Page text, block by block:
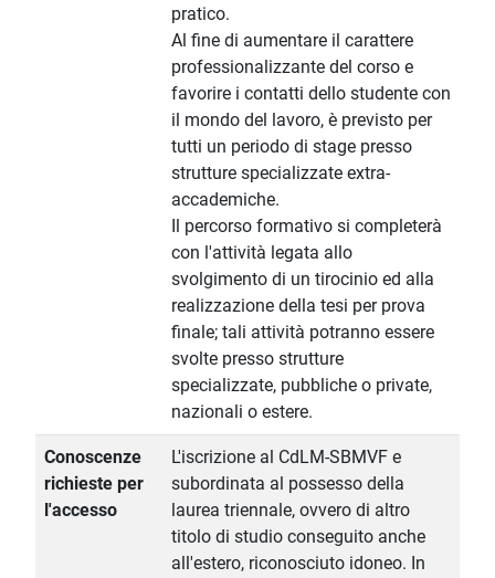
pratico.
Al fine di aumentare il carattere
professionalizzante del corso e
favorire i contatti dello studente con
il mondo del lavoro, è previsto per
tutti un periodo di stage presso
strutture specializzate extra-
accademiche.
Il percorso formativo si completerà
con l'attività legata allo
svolgimento di un tirocinio ed alla
realizzazione della tesi per prova
finale; tali attività potranno essere
svolte presso strutture
specializzate, pubbliche o private,
nazionali o estere.
Conoscenze
richieste per
l'accesso
L'iscrizione al CdLM-SBMVF e
subordinata al possesso della
laurea triennale, ovvero di altro
titolo di studio conseguito anche
all'estero, riconosciuto idoneo. In